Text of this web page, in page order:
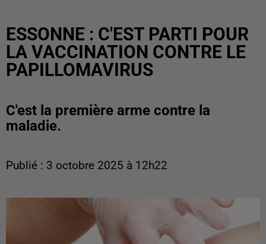
ESSONNE : C'EST PARTI POUR
LA VACCINATION CONTRE LE
PAPILLOMAVIRUS
C'est la première arme contre la
maladie.
Publié : 3 octobre 2025 à 12h22